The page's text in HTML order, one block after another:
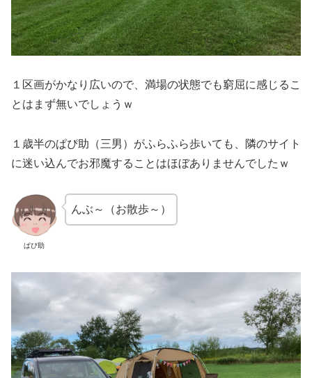
１区画がかなり広いので、満場の状態でも窮屈に感じるこ
とはまず無いでしょうｗ
１歳半のぱぴ助（三男）がふらふら歩いても、隣のサイト
に迷い込んでお邪魔することはほぼありませんでしたｗ
ぱぴ助
んぶ～（お散歩～）